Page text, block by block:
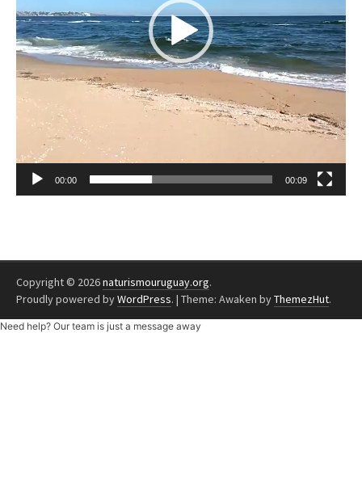
00:00 00:09
Copyright © 2026naturismouruguay.org.
Proudly powered byWordPress. | Theme: Awaken byThemezHut.
Need help? Our team is just a message away